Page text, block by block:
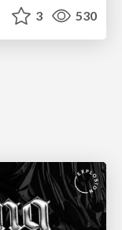
3 530